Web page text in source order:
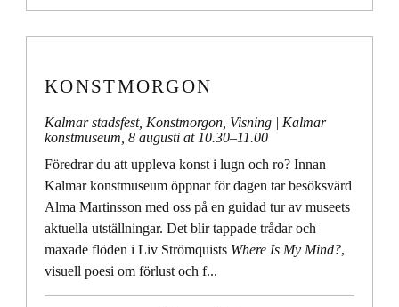
KONSTMORGON
Kalmar stadsfest, Konstmorgon Visning | Kalmar
konstmuseum, 8 augusti at 10.30–11.00
Föredrar du att uppleva konst i lugn och ro? Innan
Kalmar konstmuseum öppnar för dagen tar besöksvärd
Alma Martinsson med oss på en guidad tur av museets
aktuella utställningar. Det blir tappade trådar och
maxade flöden i Liv Strömquists Where Is My Mind?,
visuell poesi om förlust och f...